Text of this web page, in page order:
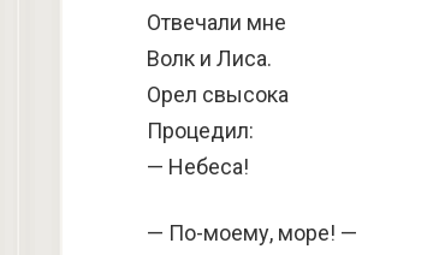
Отвечали мне
Волк и Лиса.
Орел свысока
Процедил:
— Небеса!
— По-моему, море! —